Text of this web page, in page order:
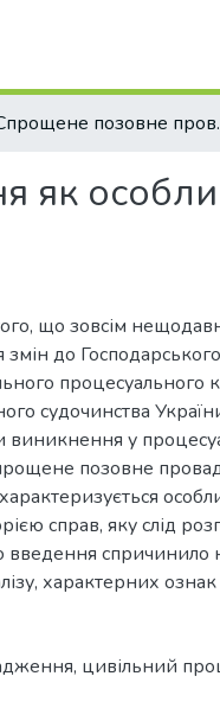
Спрощене
як
що зовсім
до
процесуального
судочинства
у
позовне
справ, яку слід
введення
характерних
, цивільний